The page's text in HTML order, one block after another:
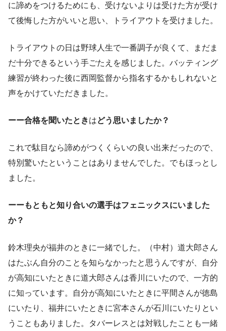
に諦めをつけるためにも、受けないよりは受けた方が受け
て後悔した方がいいと思い、トライアウトを受けました。
トライアウトの日は野球人生で一番調子が良くて、まだま
だ十分できるという手ごたえを感じました。バッティング
練習が終わった後に西岡監督から指名するかもしれないと
声をかけていただきました。
ーー合格を聞いたときはどう思いましたか？
これで駄目なら諦めがつくくらいの良い出来だったので、
特別驚いたということはありませんでした。でもほっとし
ました。
ーーもともと知り合いの選手はフェニックスにいました
か？
鈴木理央が福井のときに一緒でした。（中村）道大郎さん
はたぶん自分のことを知らなかったと思うんですが、自分
が高知にいたときに道大郎さんは香川にいたので、一方的
に知っています。自分が高知にいたときに平間さんが徳島
にいたり、福井にいたときに宮本さんが石川にいたりとい
うこともありました。タバーレスとは対戦したことも一緒